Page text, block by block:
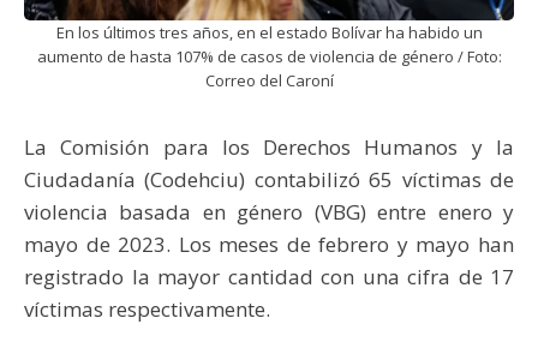
En los últimos tres años, en el estado Bolívar ha habido un
aumento de hasta 107% de casos de violencia de género / Foto:
Correo del Caroní
La Comisión para los Derechos Humanos y la
Ciudadanía (Codehciu) contabilizó 65 víctimas de
violencia basada en género (VBG) entre enero y
mayo de 2023. Los meses de febrero y mayo han
registrado la mayor cantidad con una cifra de 17
víctimas respectivamente.